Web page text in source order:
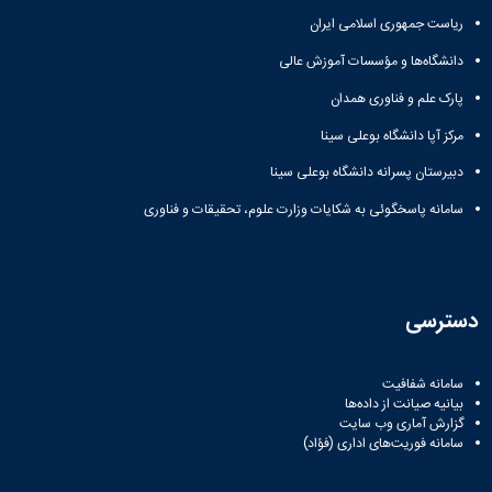
معظم
تماس
دانشگاه
روابط
آدرس
دانشکده‌ها
شماره
آموزش
کارکنان
سایر
آموزشی
نظامنامه
اخلاق
آموزش
دانش‌آموختگان
باستان
شناسی
آزمایشگاه
هوش
و
بینایی
ژئوماتیک
مرکز
پایان
نامه
و
رساله
حسابداری
رزن
غذایی
بهار
مجتمع
آموزش
فاطمیه
چمن
سالن‌های
ورزشی
تفریحی-
باغ
دانشگاه
موزه
تاریخ
دانشگاه
(محمد)
ریاست جمهوری اسلامی ایران
دانشگاه‌ها و مؤسسات آموزش عالی
پارک علم و فناوری همدان
مرکز آپا دانشگاه بوعلی سینا
دبیرستان پسرانه دانشگاه بوعلی سینا
سامانه پاسخگوئی به شکایات وزارت علوم، تحقیقات و فناوری
دسترسی
سامانه شفافیت
بیانیه صیانت از داده‌ها
گزارش آماری وب‌ سایت
سامانه فوریت‌های اداری (فؤاد)